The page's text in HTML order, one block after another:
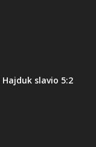
slavio 5:2